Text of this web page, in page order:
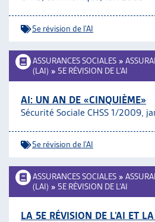
5e révision de l'AI
ASSURANCES SOCIALES »
(LAI) » 5E RÉVISION DE L’AI
AI: UN AN DE «CINQUIÈME»
Sécurité Sociale CHSS 1/2009,
5e révision de l'AI
ASSURANCES SOCIALES »
(LAI) » 5E RÉVISION DE L’AI
LA 5E RÉVISION DE L’AI ET